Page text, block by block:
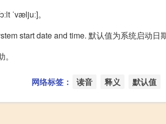
ˈvæljuː]。
start date and time. 默认值为系统启动日
网络标签： 读音 释义 默认值